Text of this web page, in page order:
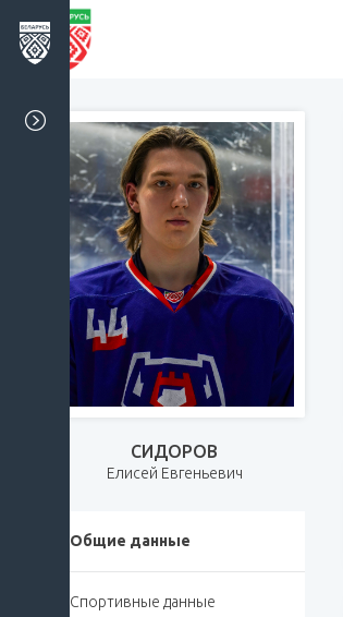
СИДОРОВ
Елисей Евгеньевич
Общие данные
Спортивные данные